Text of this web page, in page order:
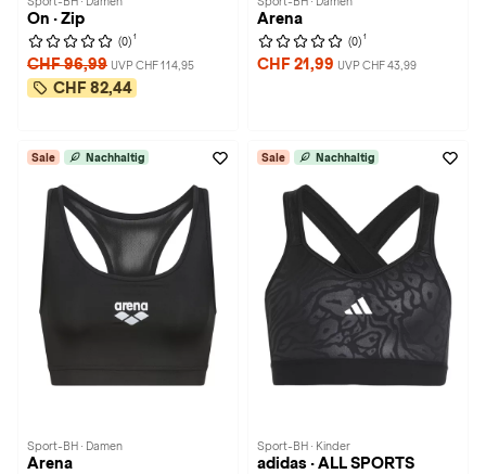
On · Zip
(0) 1
CHF 96,99 UVP CHF 114,95
CHF 82,44
Arena
(0) 1
CHF 21,99 UVP CHF 43,99
Sale Nachhaltig
Sport-BH · Damen
Arena
Sale Nachhaltig
Sport-BH · Kinder
adidas · ALL SPORTS